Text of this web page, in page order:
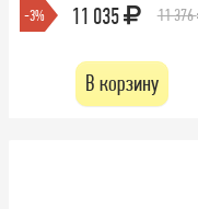
-3% 11 035 11 376
В корзину